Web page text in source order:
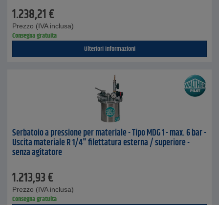
1.238,21€
Prezzo (IVA inclusa)
Consegna gratuita
Ulteriori informazioni
Serbatoio a pressione per materiale - Tipo MDG 1 - max. 6 bar -
Uscita materiale R 1/4" filettatura esterna / superiore -
senza agitatore
1.213,93€
Prezzo (IVA inclusa)
Consegna gratuita